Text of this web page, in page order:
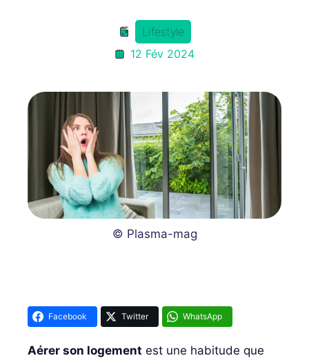
Lifestyle
12 Fév 2024
© Plasma-mag
Facebook Twitter WhatsApp
Aérer son logement est une habitude que